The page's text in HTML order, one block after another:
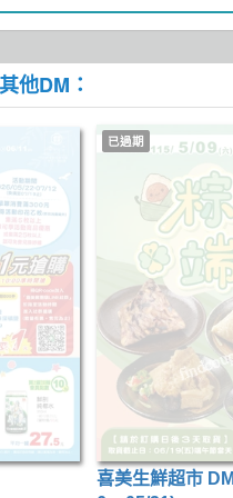
他DM：
已過期
喜美生鮮超市